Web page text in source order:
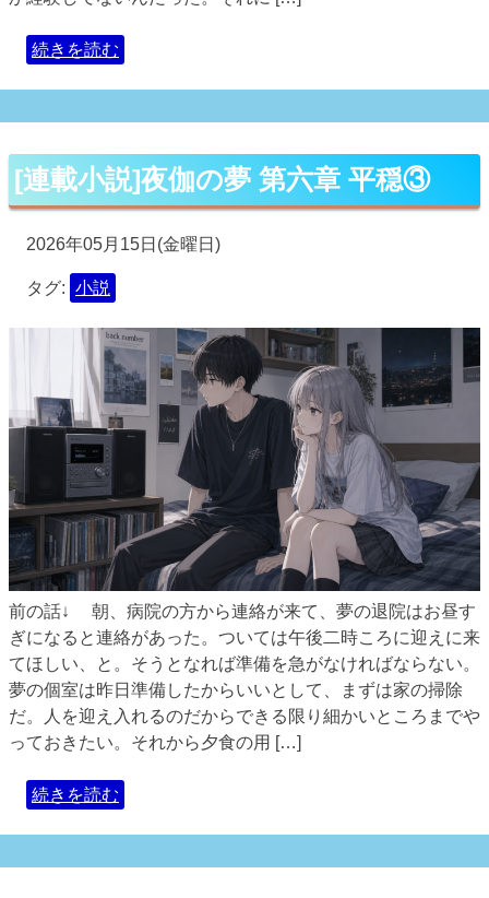
続きを読む
[連載小説]夜伽の夢 第六章 平穏③
2026年05月15日(金曜日)
タグ: 小説
前の話↓ 朝、病院の方から連絡が来て、夢の退院はお昼す
ぎになると連絡があった。ついては午後二時ころに迎えに来
てほしい、と。そうとなれば準備を急がなければならない。
夢の個室は昨日準備したからいいとして、まずは家の掃除
だ。人を迎え入れるのだからできる限り細かいところまでや
っておきたい。それから夕食の用 […]
続きを読む